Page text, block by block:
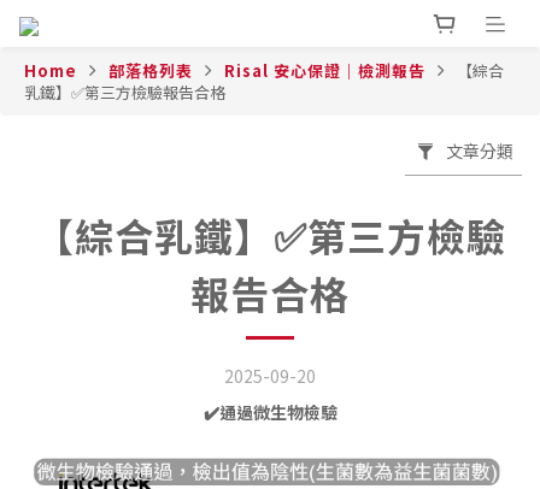
Home 部落格列表 Risal 安心保證｜檢測報告
【綜合
乳鐵】✅️第三方檢驗報告合格
文章分類
【綜合乳鐵】✅️第三方檢驗
報告合格
2025-09-20
✔️通過微生物檢驗